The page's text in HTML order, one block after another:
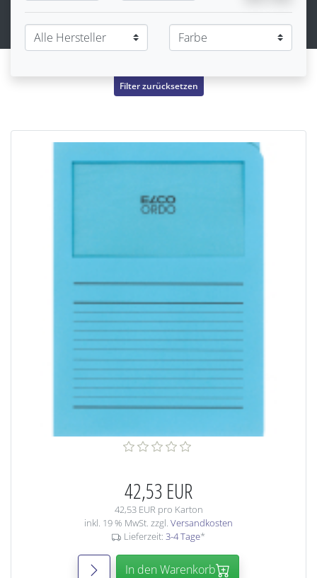
Filter zurücksetzen
42,53 EUR
42,53 EUR pro Karton
inkl. 19 % MwSt. zzgl. Versandkosten
Lieferzeit: 3-4 Tage*
In den Warenkorb